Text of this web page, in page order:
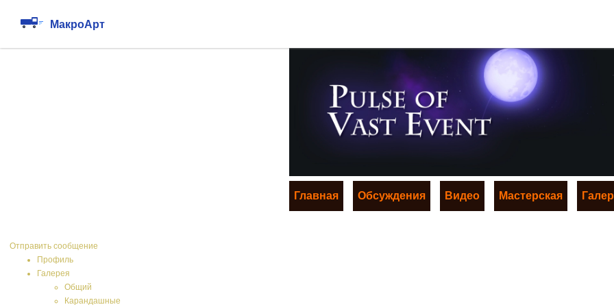
Войти Создать акк.
Главная Обсуждения Видео Мастерская
Отправить сообщение
Профиль
Галерея
Общий
Карандашные